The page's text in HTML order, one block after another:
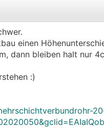
..
einen
dann bleiben halt nur
:)